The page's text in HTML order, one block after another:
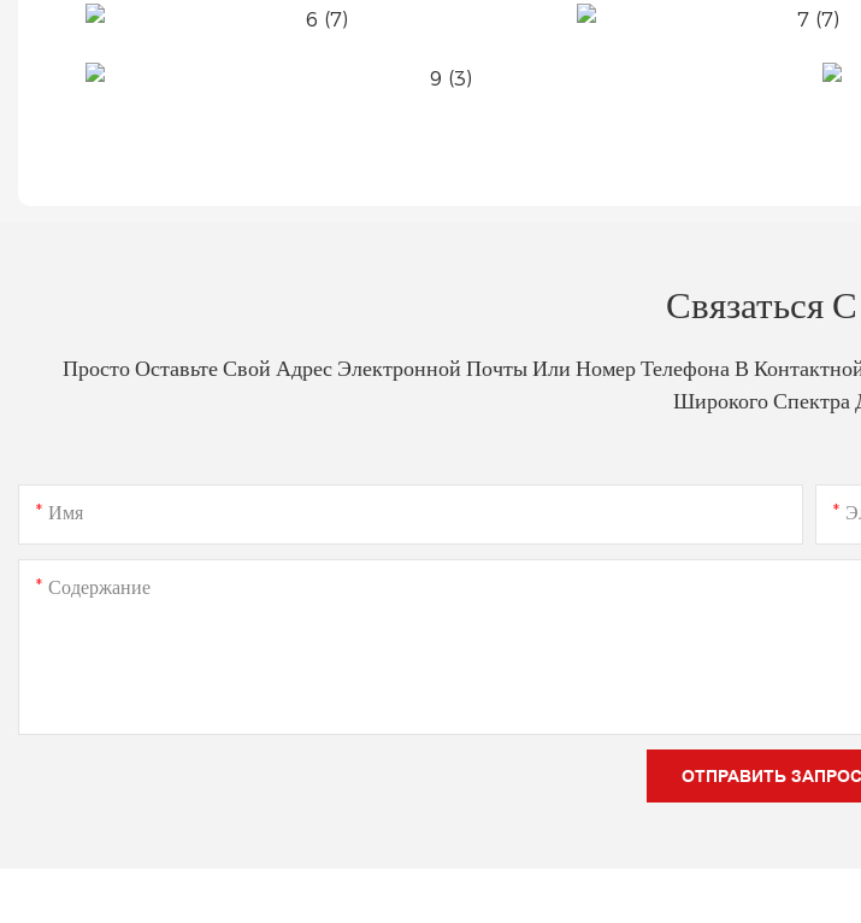
Связаться
Просто Оставьте Свой Адрес Электронной Почты Или Номер Телефона В
Широкого Спектра
Имя
Содержание
ОТПРАВИТЬ